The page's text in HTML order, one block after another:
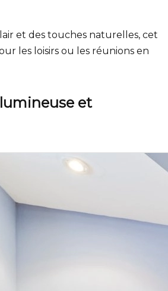
et des touches naturelles, cet
les loisirs ou les réunions en
et